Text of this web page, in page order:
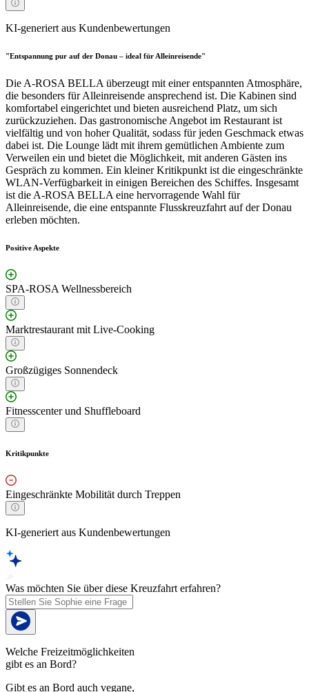
KI-generiert aus Kundenbewertungen
"Entspannung pur auf der Donau – ideal für Alleinreisende"
Die A-ROSA BELLA überzeugt mit einer entspannten Atmosphäre,
die besonders für Alleinreisende ansprechend ist. Die Kabinen sind
komfortabel eingerichtet und bieten ausreichend Platz, um sich
zurückzuziehen. Das gastronomische Angebot im Restaurant ist
vielfältig und von hoher Qualität, sodass für jeden Geschmack etwas
dabei ist. Die Lounge lädt mit ihrem gemütlichen Ambiente zum
Verweilen ein und bietet die Möglichkeit, mit anderen Gästen ins
Gespräch zu kommen. Ein kleiner Kritikpunkt ist die eingeschränkte
WLAN-Verfügbarkeit in einigen Bereichen des Schiffes. Insgesamt
ist die A-ROSA BELLA eine hervorragende Wahl für
Alleinreisende, die eine entspannte Flusskreuzfahrt auf der Donau
erleben möchten.
Positive Aspekte
SPA-ROSA Wellnessbereich
Marktrestaurant mit Live-Cooking
Großzügiges Sonnendeck
Fitnesscenter und Shuffleboard
Kritikpunkte
Eingeschränkte Mobilität durch Treppen
KI-generiert aus Kundenbewertungen
Was möchten Sie über diese Kreuzfahrt erfahren?
Welche Freizeitmöglichkeiten
gibt es an Bord?
Gibt es an Bord auch vegane,